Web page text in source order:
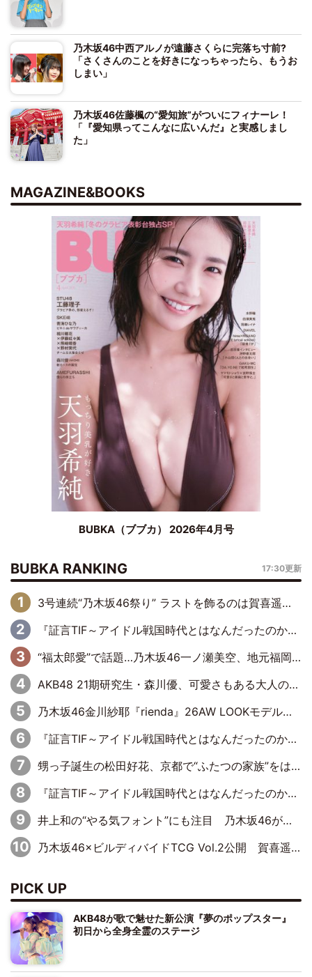
乃木坂46中西アルノが遠藤さくらに完落ち寸前?
「さくさんのことを好きになっちゃったら、もうお
しまい」
乃木坂46佐藤楓の“愛知旅”がついにフィナーレ！
「『愛知県ってこんなに広いんだ』と実感しまし
た」
MAGAZINE&BOOKS
BUBKA（ブブカ） 2026年4月号
BUBKA RANKING 17:30更新
3号連続“乃木坂46祭り” ラストを飾るのは賀喜遥香…5年ぶりの登場に「5年分大人になった私を見ていただけたら」
『証言TIF～アイドル戦国時代とはなんだったのか～』第6回：でんぱ組.inc・古川未鈴×相沢梨紗「『ハロプロやりたかったな』って言ったら、夢眠ねむさんに『てめえはでんぱ組．incなんだよ！』って肩パンされて(笑)」
“福太郎愛”で話題…乃木坂46一ノ瀬美空、地元福岡『めんべい25周年トップサポーター』に就任
AKB48 21期研究生・森川優、可愛さもある大人の女性に
乃木坂46金川紗耶『rienda』26AW LOOKモデルに就任
『証言TIF～アイドル戦国時代とはなんだったのか～』第11回：私立恵比寿中学・真山りか×安本彩花「TIFで10年ぶりのキョンシーメイクをしたら、場を完全に引かせてしまって。時代が変わったんだなって」
甥っ子誕生の松田好花、京都で“ふたつの家族”をはしご！ “母”黒谷友香に見送られ、“父”松岡昌宏とはハシゴ酒
『証言TIF～アイドル戦国時代とはなんだったのか～』第10回：さくら学院・武藤彩未×飯田らうら「正直、中3で辞めるというのを信じてなくて。そう言われてはいたけど、嘘でしょって」
井上和の“やる気フォント”にも注目 乃木坂46が挑んだ書道パフォーマンスの舞台裏
乃木坂46×ビルディバイドTCG Vol.2公開 賀喜遥香＆田村真佑が『京まふ』ステージに登壇
PICK UP
AKB48が歌で魅せた新公演『夢のポップスター』
初日から全身全霊のステージ